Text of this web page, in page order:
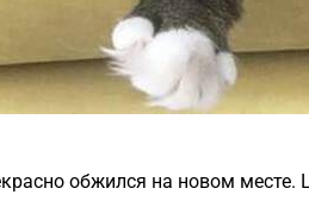
обжился на новом